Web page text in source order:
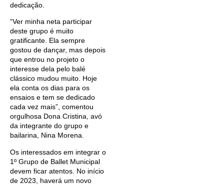
dedicação.
“Ver minha neta participar
deste grupo é muito
gratificante. Ela sempre
gostou de dançar, mas depois
que entrou no projeto o
interesse dela pelo balé
clássico mudou muito. Hoje
ela conta os dias para os
ensaios e tem se dedicado
cada vez mais”, comentou
orgulhosa Dona Cristina, avó
da integrante do grupo e
bailarina, Nina Morena.
Os interessados em integrar o
1º Grupo de Ballet Municipal
devem ficar atentos. No início
de 2023, haverá um novo